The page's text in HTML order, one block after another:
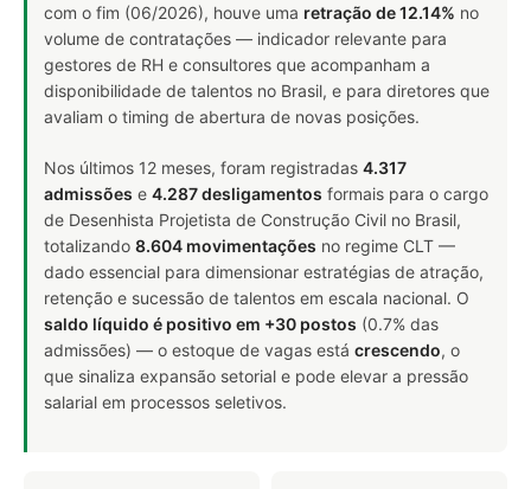
com o fim (06/2026), houve uma retração de 12.14% no
volume de contratações — indicador relevante para
gestores de RH e consultores que acompanham a
disponibilidade de talentos no Brasil, e para diretores que
avaliam o timing de abertura de novas posições.
Nos últimos 12 meses, foram registradas 4.317
admissões e 4.287 desligamentos formais para o cargo
de Desenhista Projetista de Construção Civil no Brasil,
totalizando 8.604 movimentações no regime CLT —
dado essencial para dimensionar estratégias de atração,
retenção e sucessão de talentos em escala nacional. O
saldo líquido é positivo em +30 postos (0.7% das
admissões) — o estoque de vagas está crescendo, o
que sinaliza expansão setorial e pode elevar a pressão
salarial em processos seletivos.